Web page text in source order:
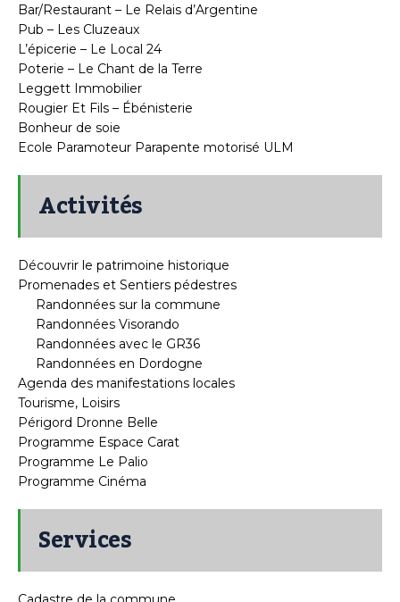
Bar/Restaurant – Le Relais d’Argentine
Pub – Les Cluzeaux
L’épicerie – Le Local 24
Poterie – Le Chant de la Terre
Leggett Immobilier
Rougier Et Fils – Ébénisterie
Bonheur de soie
Ecole Paramoteur Parapente motorisé ULM
Activités
Découvrir le patrimoine historique
Promenades et Sentiers pédestres
Randonnées sur la commune
Randonnées Visorando
Randonnées avec le GR36
Randonnées en Dordogne
Agenda des manifestations locales
Tourisme, Loisirs
Périgord Dronne Belle
Programme Espace Carat
Programme Le Palio
Programme Cinéma
Services